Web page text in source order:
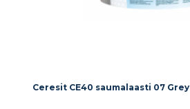
Ceresit CE40 saumalaasti 07